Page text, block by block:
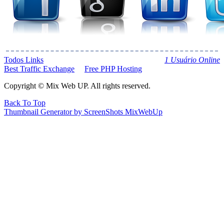
Todos Links
1 Usuário Online
Best Traffic Exchange
Free PHP Hosting
Copyright © Mix Web UP. All rights reserved.
Back To Top
Thumbnail Generator by ScreenShots MixWebUp